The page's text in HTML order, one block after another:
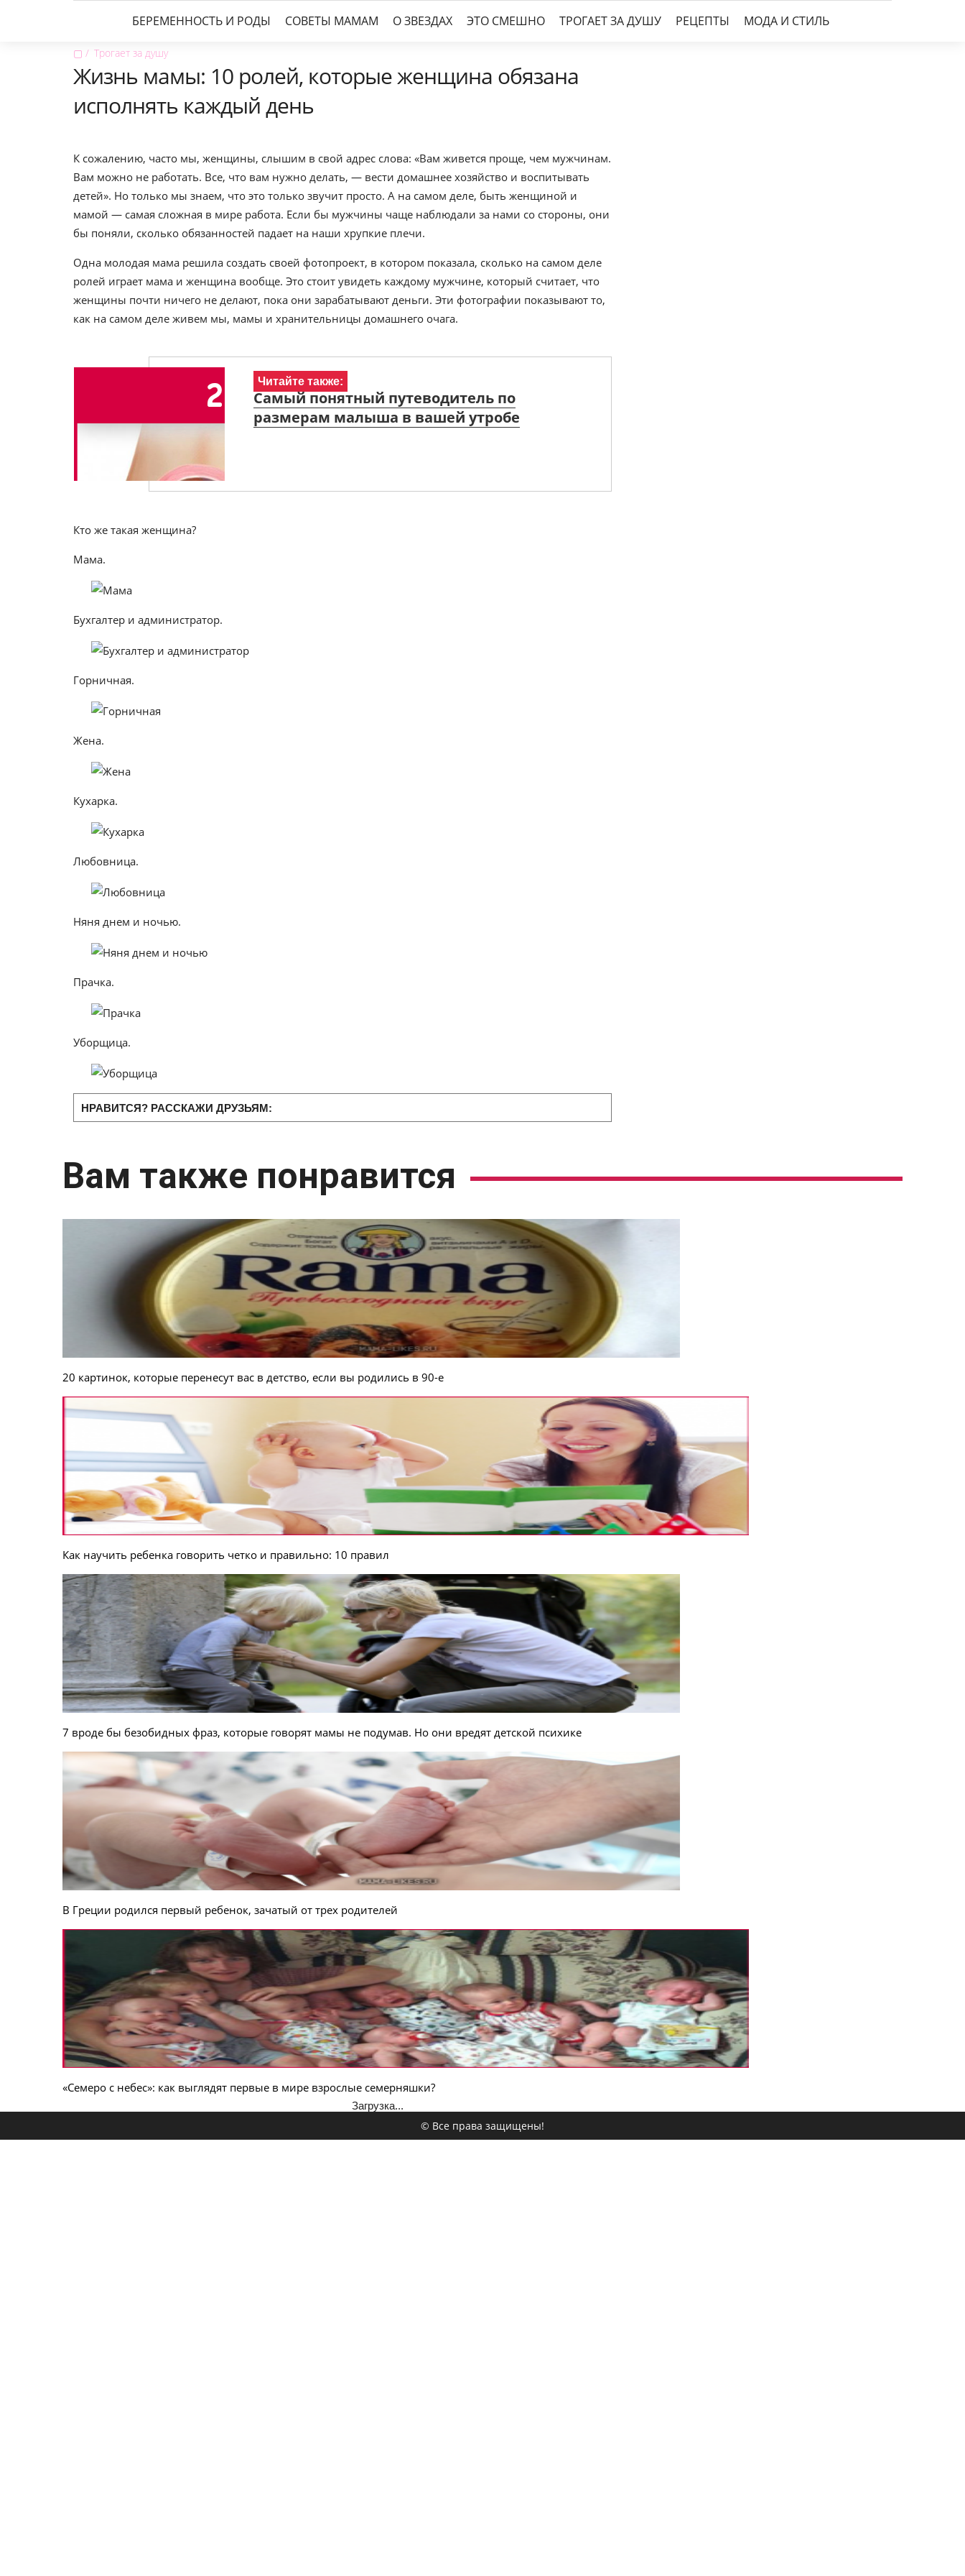
БЕРЕМЕННОСТЬ И РОДЫ СОВЕТЫ МАМАМ О ЗВЕЗДАХ ЭТО СМЕШНО ТРОГАЕТ ЗА ДУШУ РЕЦЕПТЫ МОДА И СТИЛЬ
▢ Трогает за душу
Жизнь мамы: 10 ролей, которые женщина обязана
исполнять каждый день
К сожалению, часто мы, женщины, слышим в свой адрес слова: «Вам живется проще, чем мужчинам.
Вам можно не работать. Все, что вам нужно делать, — вести домашнее хозяйство и воспитывать
детей». Но только мы знаем, что это только звучит просто. А на самом деле, быть женщиной и
мамой — самая сложная в мире работа. Если бы мужчины чаще наблюдали за нами со стороны, они
бы поняли, сколько обязанностей падает на наши хрупкие плечи.
Одна молодая мама решила создать своей фотопроект, в котором показала, сколько на самом деле
ролей играет мама и женщина вообще. Это стоит увидеть каждому мужчине, который считает, что
женщины почти ничего не делают, пока они зарабатывают деньги. Эти фотографии показывают то,
как на самом деле живем мы, мамы и хранительницы домашнего очага.
Читайте также:
Самый понятный путеводитель по
размерам малыша в вашей утробе
Кто же такая женщина?
Мама.
Бухгалтер и администратор.
Горничная.
Жена.
Кухарка.
Любовница.
Няня днем и ночью.
Прачка.
Уборщица.
НРАВИТСЯ? РАССКАЖИ ДРУЗЬЯМ:
Вам также понравится
20 картинок, которые перенесут вас в детство, если вы родились в 90-е
Как научить ребенка говорить четко и правильно: 10 правил
7 вроде бы безобидных фраз, которые говорят мамы не подумав. Но они вредят детской психике
В Греции родился первый ребенок, зачатый от трех родителей
«Семеро с небес»: как выглядят первые в мире взрослые семерняшки?
Загрузка...
© Все права защищены!